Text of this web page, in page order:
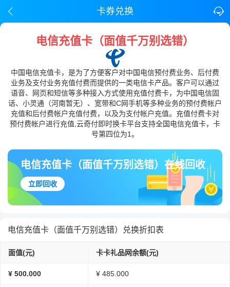
卡券兑换
电信充值卡（面值千万别选错）
中国电信充值卡，是为了方便客户对中国电信预付费业务、后付费
业务及支付业务充值付费而提供的一类电信卡产品。客户可以通过
语音、网页和短信等多种接入方式使用充值付费卡，为中国电信固
话、小灵通（河南暂无）、宽带和C网手机等多种业务的预付费帐户
充值和后付费帐户充值付费，以及为支付帐户充值。充值付费卡对
预付费帐户进行充值,云奇付即时换卡平台支持全国电信充值卡，卡
号第四位为1。
电信充值卡（面值千万别选错）在线回收
立即回收
电信充值卡（面值千万别选错）兑换折扣表
面值(元) 卡卡礼品网余额(元)
¥ 500.000 ¥ 485.000